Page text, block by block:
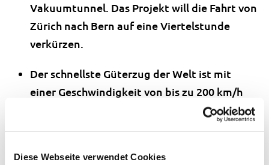
Diese Webseite verwendet Cookies
Vakuumtunnel. Das Projekt will die Fahrt von
Zürich nach Bern auf eine Viertelstunde
verkürzen.
Der schnellste Güterzug der Welt ist mit
einer Geschwindigkeit von bis zu 200 km/h
der längste Personenzug der Welt, verbindet